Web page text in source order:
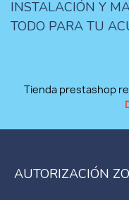
INSTALACIÓN Y
TODO PARA TU
Tienda prestashop
AUTORIZACIÓN